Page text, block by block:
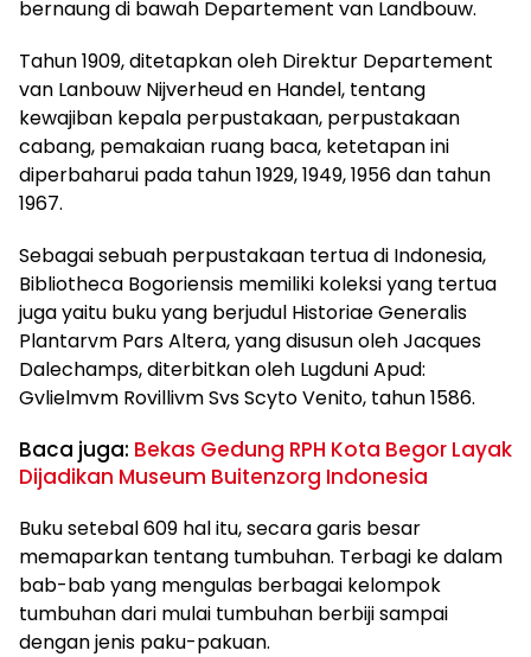
bernaung di bawah Departement van Landbouw.
Tahun 1909, ditetapkan oleh Direktur Departement
van Lanbouw Nijverheud en Handel, tentang
kewajiban kepala perpustakaan, perpustakaan
cabang, pemakaian ruang baca, ketetapan ini
diperbaharui pada tahun 1929, 1949, 1956 dan tahun
1967.
Sebagai sebuah perpustakaan tertua di Indonesia,
Bibliotheca Bogoriensis memiliki koleksi yang tertua
juga yaitu buku yang berjudul Historiae Generalis
Plantarvm Pars Altera, yang disusun oleh Jacques
Dalechamps, diterbitkan oleh Lugduni Apud:
Gvlielmvm Rovillivm Svs Scyto Venito, tahun 1586.
Baca juga: Bekas Gedung RPH Kota Begor Layak
Dijadikan Museum Buitenzorg Indonesia
Buku setebal 609 hal itu, secara garis besar
memaparkan tentang tumbuhan. Terbagi ke dalam
bab-bab yang mengulas berbagai kelompok
tumbuhan dari mulai tumbuhan berbiji sampai
dengan jenis paku-pakuan.